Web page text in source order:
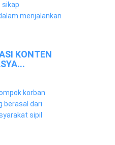
sikap
menjalankan
KONTEN
korban
berasal dari
sipil